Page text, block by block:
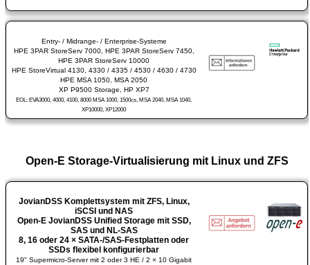
Entry- / Midrange- / Enterprise-Systeme
HPE 3PAR StoreServ 7000, HPE 3PAR StoreServ 7450,
HPE 3PAR StoreServ 10000
HPE StoreVirtual 4130, 4330 / 4335 / 4530 / 4630 / 4730
HPE MSA 1050, MSA 2050
XP P9500 Storage, HP XP7
EOL: EVA3000, 4000, 4100, 8000 MSA 1000, 1500cs, MSA 2040, MSA 1040,
XP10000, XP12000
Open-E Storage-Virtualisierung mit Linux und ZFS
JovianDSS Komplettsystem mit ZFS, Linux,
iSCSI und NAS
Open-E JovianDSS Unified Storage mit SSD,
SAS und NL-SAS
8, 16 oder 24 × SATA-/SAS-Festplatten oder
SSDs flexibel konfigurierbar
19" Supermicro-Server mit 2 oder 3 HE / 2 × 10 Gigabit